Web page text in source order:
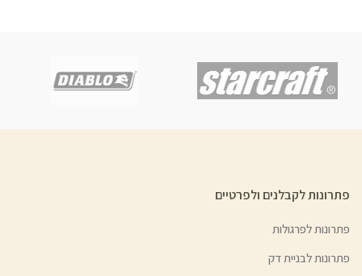
פתרונות לקבלנים ולפרטיים
פתרונות לפרגולות
פתרונות לבניית דק